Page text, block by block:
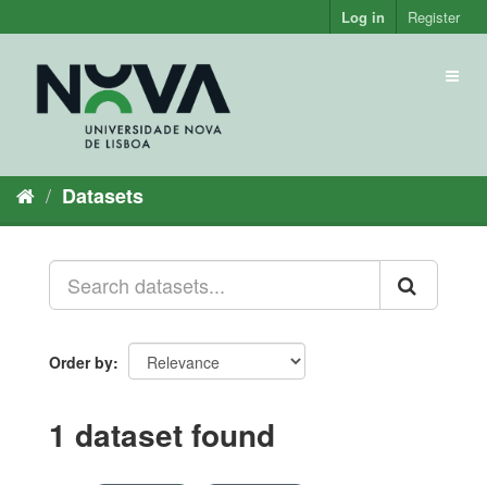
to
Log in Register
Datasets
Order by
1 dataset found